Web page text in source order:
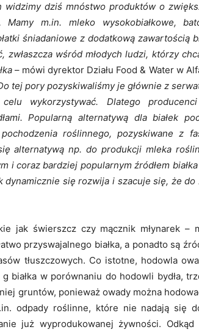
widzimy dziś mnóstwo produktów o
m.in. mleko wysokobiałkowe,
śniadaniowe z dodatkową zawartością
zwłaszcza wśród młodych ludzi, którzy
– mówi dyrektor Działu Food & Water w
tej pory pozyskiwaliśmy je głównie z
wykorzystywać. Dlatego
Popularną alternatywą dla białek
pochodzenia roślinnego, pozyskiwane z
alternatywą np. do produkcji mleka
i coraz bardziej popularnym źródłem
dynamicznie się rozwija i szacuje się, że
jak świerszcz czy mącznik młynarek –
przyswajalnego białka, a ponadto są
tłuszczowych. Co istotne, hodowla
białka w porównaniu do hodowli bydła,
gruntów, ponieważ owady można
odpady roślinne, które nie nadają się
już wyprodukowanej żywności.